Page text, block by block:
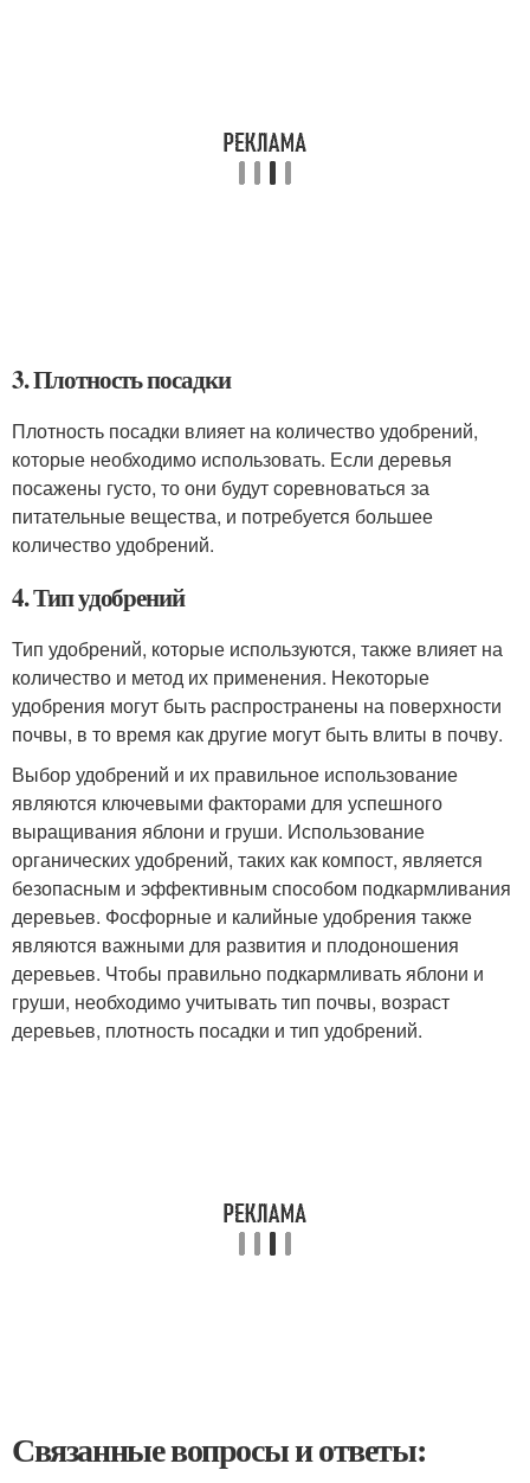
3. Плотность посадки
Плотность посадки влияет на количество удобрений,
которые необходимо использовать. Если деревья
посажены густо, то они будут соревноваться за
питательные вещества, и потребуется большее
количество удобрений.
4. Тип удобрений
Тип удобрений, которые используются, также влияет на
количество и метод их применения. Некоторые
удобрения могут быть распространены на поверхности
почвы, в то время как другие могут быть влиты в почву.
Выбор удобрений и их правильное использование
являются ключевыми факторами для успешного
выращивания яблони и груши. Использование
органических удобрений, таких как компост, является
безопасным и эффективным способом подкармливания
деревьев. Фосфорные и калийные удобрения также
являются важными для развития и плодоношения
деревьев. Чтобы правильно подкармливать яблони и
груши, необходимо учитывать тип почвы, возраст
деревьев, плотность посадки и тип удобрений.
Связанные вопросы и ответы: